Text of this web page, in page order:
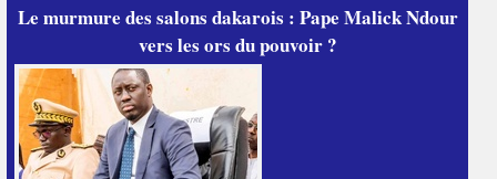
Le murmure des salons dakarois : Pape Malick Ndour
vers les ors du pouvoir ?